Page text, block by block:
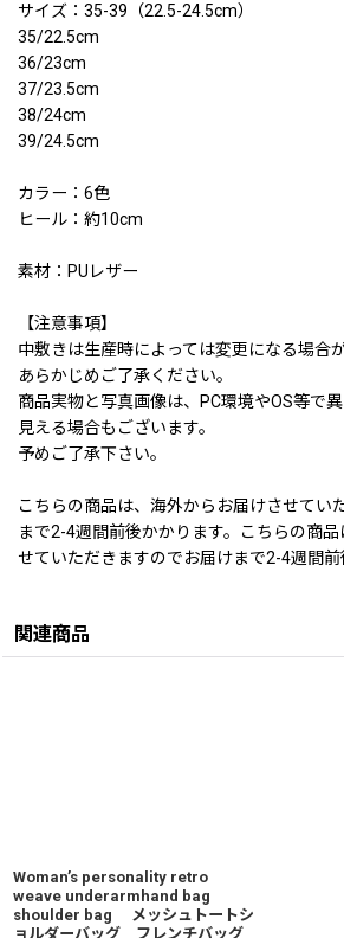
サイズ：35-39（22.5-24.5cm）
35/22.5cm
36/23cm
37/23.5cm
38/24cm
39/24.5cm
カラー：6色
ヒール：約10cm
素材：PUレザー
【注意事項】
中敷きは生産時によっては変更になる場合
あらかじめご了承ください。
商品実物と写真画像は、PC環境やOS等で
見える場合もございます。
予めご了承下さい。
こちらの商品は、海外からお届けさせてい
まで2-4週間前後かかります。こちらの商
せていただきますのでお届けまで2-4週間前
関連商品
Woman’s personality retro
weave underarmhand bag
shoulder bag メッシュトートシ
ョルダーバッグ フレンチバッグ